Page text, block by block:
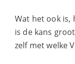
Wat het ook is,
is de kans
zelf met welke